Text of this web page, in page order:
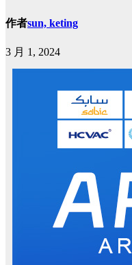
作者sun, keting
3 月 1, 2024